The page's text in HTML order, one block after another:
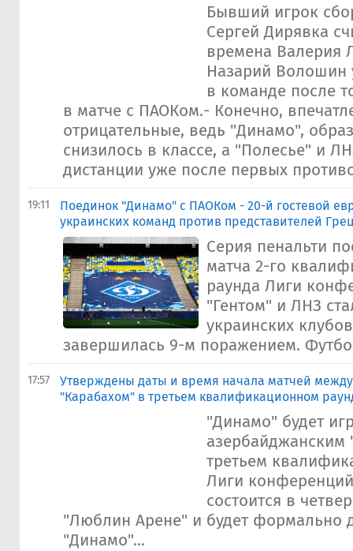
Бывший игрок
Сергей Дирявка
времена Валерия
Назарий Волошин
в команде после
в матче с ПАОКом.- Конечно,
отрицательные, ведь "Динамо",
снизилось в классе, а "Полесье" и
дистанции уже после первых
19:11
Поединок "Динамо" с ПАОКом - 20-й гостевой
украинских команд против представителей
Серия пенальти
матча 2-го
раунда Лиги
"Гентом" и ЛНЗ
украинских
завершилась 9-м поражением.
17:57
Утверждены даты и время начала матчей
"Карабахом" в третьем квалификационном
"Динамо" будет
азербайджанским
третьем
Лиги
состоится в
"Люблин Арене" и будет формально
"Динамо"...